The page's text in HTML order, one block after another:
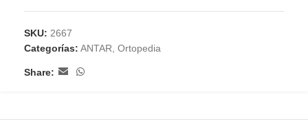
SKU: 2667
Categorías: ANTAR, Ortopedia
Share: